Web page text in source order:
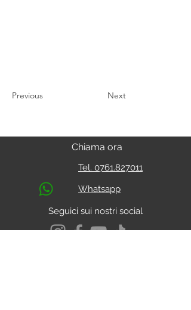
Previous Next
Chiama ora
Tel. 0761.827011
Whatsapp
Seguici sui nostri social